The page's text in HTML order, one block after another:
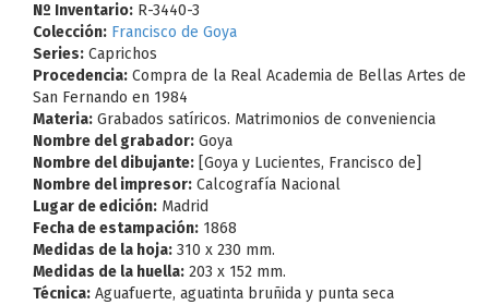
Nº Inventario: R-3440-3
Colección: Francisco de Goya
Series: Caprichos
Procedencia: Compra de la Real Academia de Bellas Artes de
San Fernando en 1984
Materia: Grabados satíricos. Matrimonios de conveniencia
Nombre del grabador: Goya
Nombre del dibujante: [Goya y Lucientes, Francisco de]
Nombre del impresor: Calcografía Nacional
Lugar de edición: Madrid
Fecha de estampación: 1868
Medidas de la hoja: 310 x 230 mm.
Medidas de la huella: 203 x 152 mm.
Técnica: Aguafuerte, aguatinta bruñida y punta seca